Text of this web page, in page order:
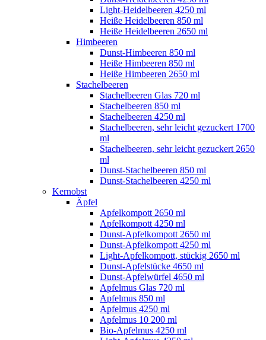
Light-Heidelbeeren 4250 ml
Heiße Heidelbeeren 850 ml
Heiße Heidelbeeren 2650 ml
Himbeeren
Dunst-Himbeeren 850 ml
Heiße Himbeeren 850 ml
Heiße Himbeeren 2650 ml
Stachelbeeren
Stachelbeeren Glas 720 ml
Stachelbeeren 850 ml
Stachelbeeren 4250 ml
Stachelbeeren, sehr leicht gezuckert 1700
ml
Stachelbeeren, sehr leicht gezuckert 2650
ml
Dunst-Stachelbeeren 850 ml
Dunst-Stachelbeeren 4250 ml
Kernobst
Äpfel
Apfelkompott 2650 ml
Apfelkompott 4250 ml
Dunst-Apfelkompott 2650 ml
Dunst-Apfelkompott 4250 ml
Light-Apfelkompott, stückig 2650 ml
Dunst-Apfelstücke 4650 ml
Dunst-Apfelwürfel 4650 ml
Apfelmus Glas 720 ml
Apfelmus 850 ml
Apfelmus 4250 ml
Apfelmus 10 200 ml
Bio-Apfelmus 4250 ml